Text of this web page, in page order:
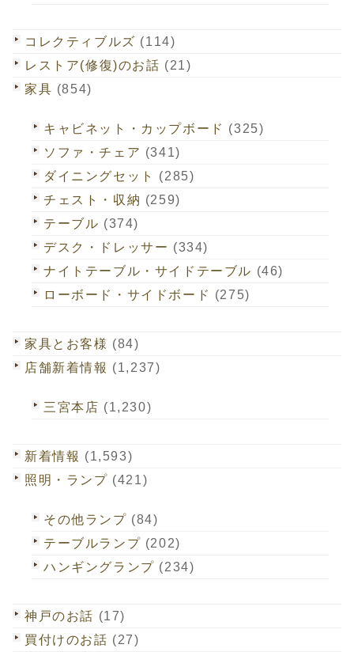
コレクティブルズ (114)
レストア(修復)のお話 (21)
家具 (854)
キャビネット・カップボード (325)
ソファ・チェア (341)
ダイニングセット
(285)
チェスト・収納 (259)
テーブル (374)
デスク・ドレッサー (334)
ナイトテーブル・サイドテーブル (46)
ローボード・サイドボード (275)
家具とお客様 (84)
店舗新着情報 (1,237)
三宮本店 (1,230)
新着情報 (1,593)
照明・ランプ (421)
その他ランプ (84)
テーブルランプ (202)
ハンギングランプ (234)
神戸のお話 (17)
買付けのお話 (27)